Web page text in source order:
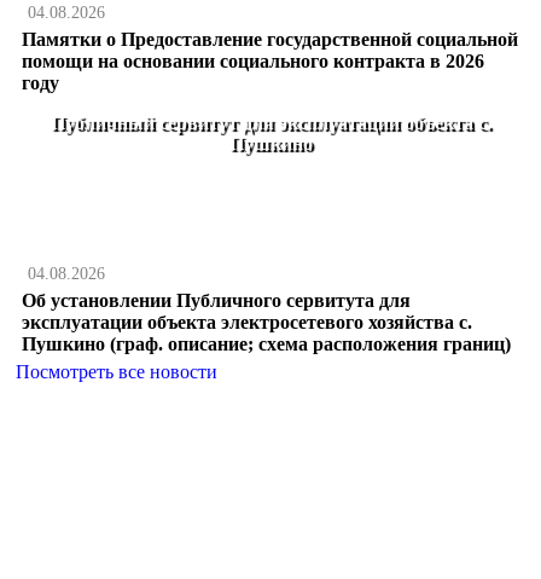
04.08.2026
Памятки о Предоставление государственной социальной
помощи на основании социального контракта в 2026
году
Публичный сервитут для эксплуатации объекта с.
Пушкино
04.08.2026
Об установлении Публичного сервитута для
эксплуатации объекта электросетевого хозяйства с.
Пушкино (граф. описание; схема расположения границ)
Посмотреть все новости